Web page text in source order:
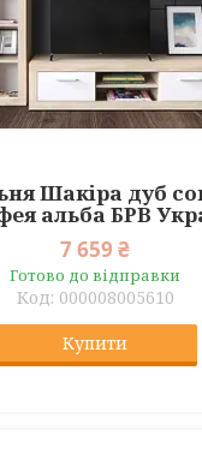
Шакіра дуб
альба БРВ
7 659 ₴
Готово до відправки
000008005610
Купити